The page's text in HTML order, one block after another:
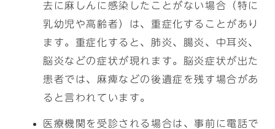
去に麻しんに感染したことがない場合（特に
乳幼児や高齢者）は、重症化することがあり
ます。重症化すると、肺炎、腸炎、中耳炎、
脳炎などの症状が現れます。脳炎症状が出た
患者では、麻痺などの後遺症を残す場合があ
ると言われています。
医療機関を受診される場合は、事前に電話で